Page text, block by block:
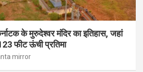
के मुरुदेश्वर मंदिर का इतिहास, जहां
फीट ऊंची प्रतिमा
mirror